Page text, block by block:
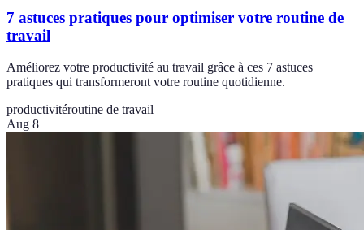
7 astuces pratiques pour optimiser votre routine de
travail
Améliorez votre productivité au travail grâce à ces 7 astuces
pratiques qui transformeront votre routine quotidienne.
productivitéroutine de travail
Aug 8